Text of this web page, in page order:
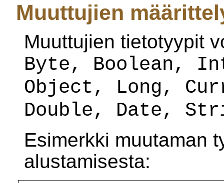
Muuttujien
Muuttujien tietotyypit
Byte, Boolean,
Object, Long,
Double, Date,
Esimerkki muutaman
alustamisesta: